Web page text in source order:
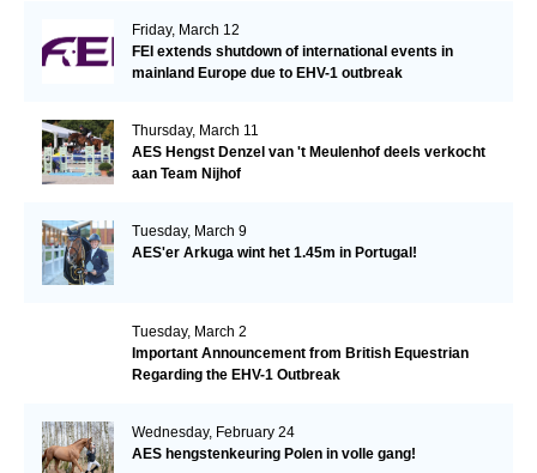
Friday, March 12
FEI extends shutdown of international events in
mainland Europe due to EHV-1 outbreak
Thursday, March 11
AES Hengst Denzel van 't Meulenhof deels verkocht
aan Team Nijhof
Tuesday, March 9
AES'er Arkuga wint het 1.45m in Portugal!
Tuesday, March 2
Important Announcement from British Equestrian
Regarding the EHV-1 Outbreak
Wednesday, February 24
AES hengstenkeuring Polen in volle gang!